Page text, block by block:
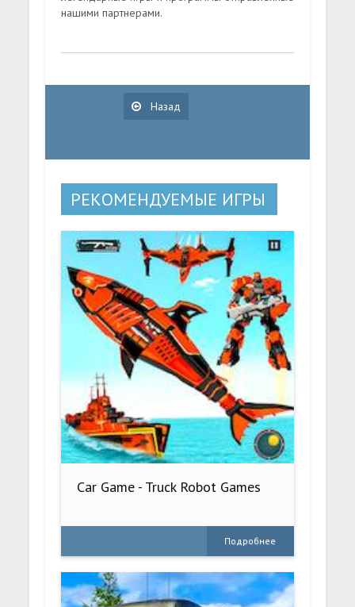
нашими партнерами.
Назад
РЕКОМЕНДУЕМЫЕ ИГРЫ
Car Game - Truck Robot Games
Подробнее